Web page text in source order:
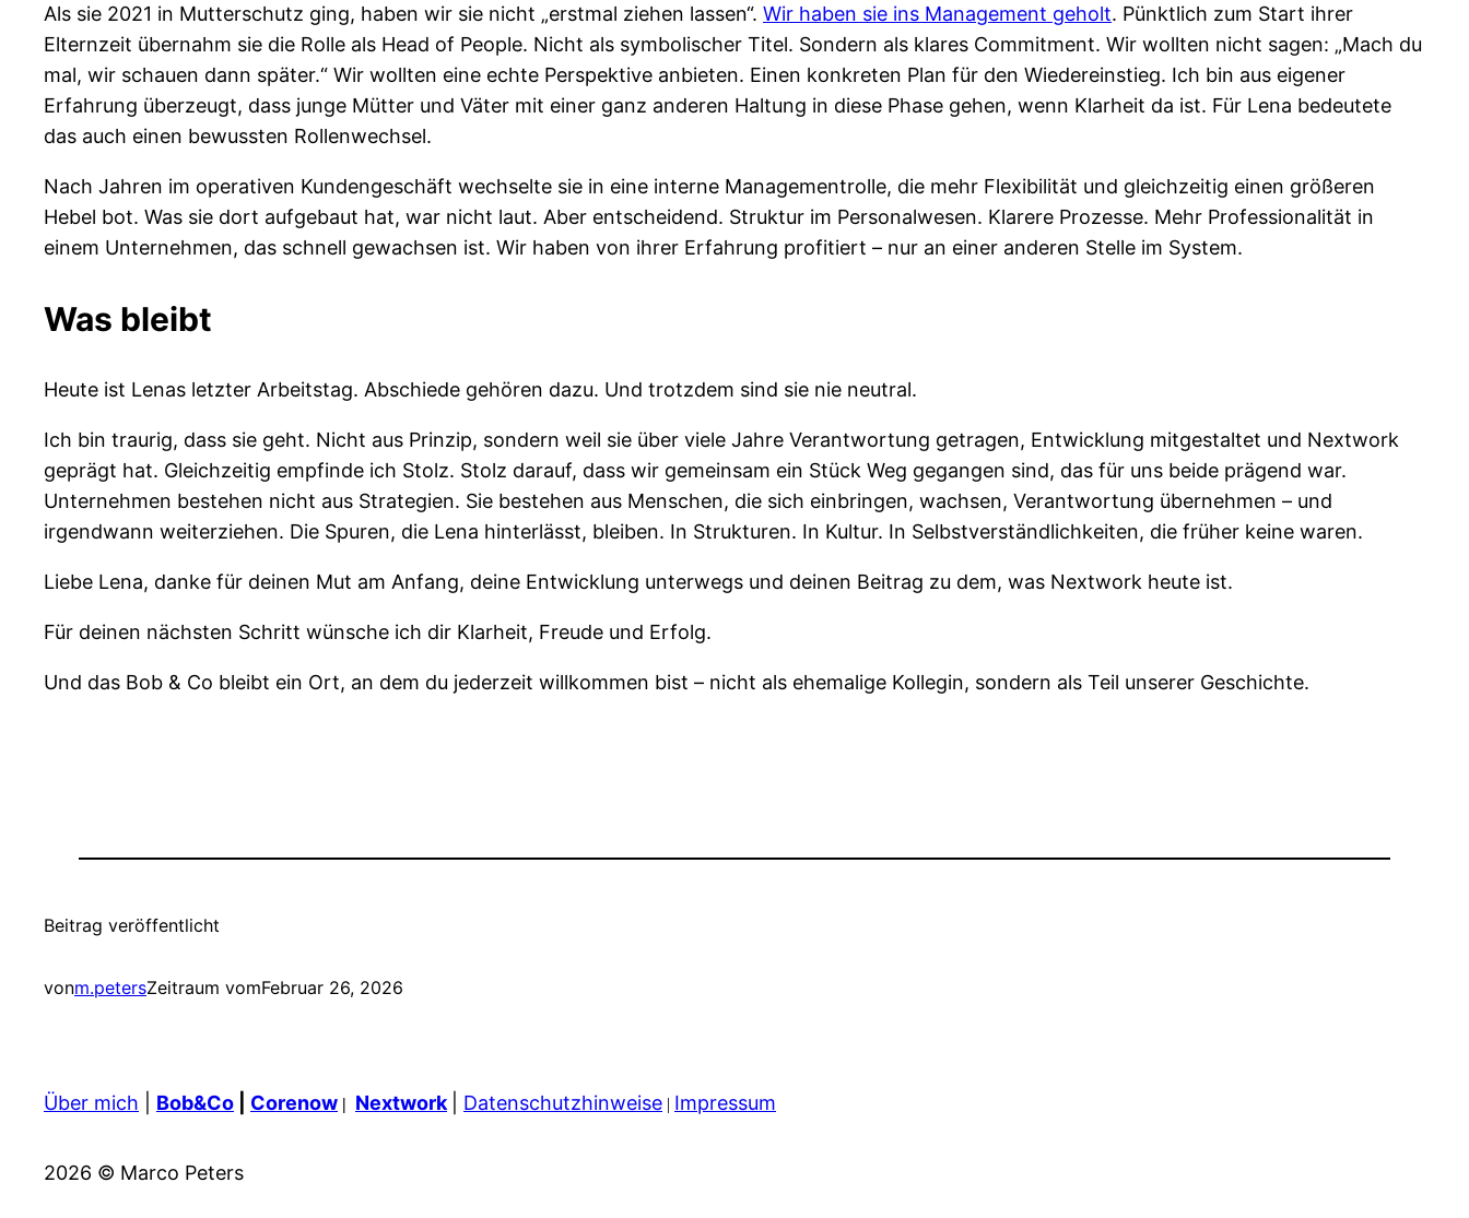
Als sie 2021 in Mutterschutz ging, haben wir sie nicht „erstmal ziehen lassen“. Wir haben sie ins Management geholt. Pünktlich zum Start ihrer
Elternzeit übernahm sie die Rolle als Head of People. Nicht als symbolischer Titel. Sondern als klares Commitment. Wir wollten nicht sagen: „Mach du
mal, wir schauen dann später.“ Wir wollten eine echte Perspektive anbieten. Einen konkreten Plan für den Wiedereinstieg. Ich bin aus eigener
Erfahrung überzeugt, dass junge Mütter und Väter mit einer ganz anderen Haltung in diese Phase gehen, wenn Klarheit da ist. Für Lena bedeutete
das auch einen bewussten Rollenwechsel.
Nach Jahren im operativen Kundengeschäft wechselte sie in eine interne Managementrolle, die mehr Flexibilität und gleichzeitig einen größeren
Hebel bot. Was sie dort aufgebaut hat, war nicht laut. Aber entscheidend. Struktur im Personalwesen. Klarere Prozesse. Mehr Professionalität in
einem Unternehmen, das schnell gewachsen ist. Wir haben von ihrer Erfahrung profitiert – nur an einer anderen Stelle im System.
Was bleibt
Heute ist Lenas letzter Arbeitstag. Abschiede gehören dazu. Und trotzdem sind sie nie neutral.
Ich bin traurig, dass sie geht. Nicht aus Prinzip, sondern weil sie über viele Jahre Verantwortung getragen, Entwicklung mitgestaltet und Nextwork
geprägt hat. Gleichzeitig empfinde ich Stolz. Stolz darauf, dass wir gemeinsam ein Stück Weg gegangen sind, das für uns beide prägend war.
Unternehmen bestehen nicht aus Strategien. Sie bestehen aus Menschen, die sich einbringen, wachsen, Verantwortung übernehmen – und
irgendwann weiterziehen. Die Spuren, die Lena hinterlässt, bleiben. In Strukturen. In Kultur. In Selbstverständlichkeiten, die früher keine waren.
Liebe Lena, danke für deinen Mut am Anfang, deine Entwicklung unterwegs und deinen Beitrag zu dem, was Nextwork heute ist.
Für deinen nächsten Schritt wünsche ich dir Klarheit, Freude und Erfolg.
Und das Bob & Co bleibt ein Ort, an dem du jederzeit willkommen bist – nicht als ehemalige Kollegin, sondern als Teil unserer Geschichte.
Beitrag veröffentlicht
vonm.petersZeitraum vomFebruar 26, 2026
Über mich Bob&Co Corenow | Nextwork Datenschutzhinweise | Impressum
2026 © Marco Peters